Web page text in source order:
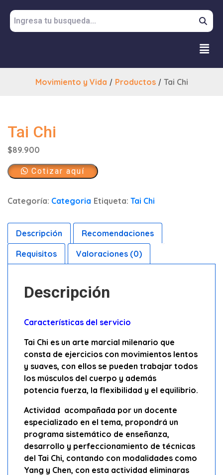
Movimiento y Vida / Productos/ Tai Chi
Tai Chi
$89.900
Cotizar aquí
Categoría: Categoria Etiqueta: Tai Chi
Descripción Recomendaciones
Requisitos Valoraciones (0)
Descripción
Características del servicio
Tai Chi es un arte marcial milenario que
consta de ejercicios con movimientos lentos
y suaves, con ellos se pueden trabajar todos
los músculos del cuerpo y además
potencia fuerza, la flexibilidad y el equilibrio.
Actividad acompañada por un docente
especializado en el tema, propondrá un
programa sistemático de enseñanza,
desarrollo y perfeccionamiento de técnicas
del Tai Chi, contando con modalidades como
Yang y Chen, con esta actividad eliminaras